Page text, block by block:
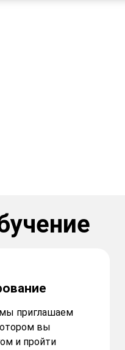
приглашаем
вы
и пройти